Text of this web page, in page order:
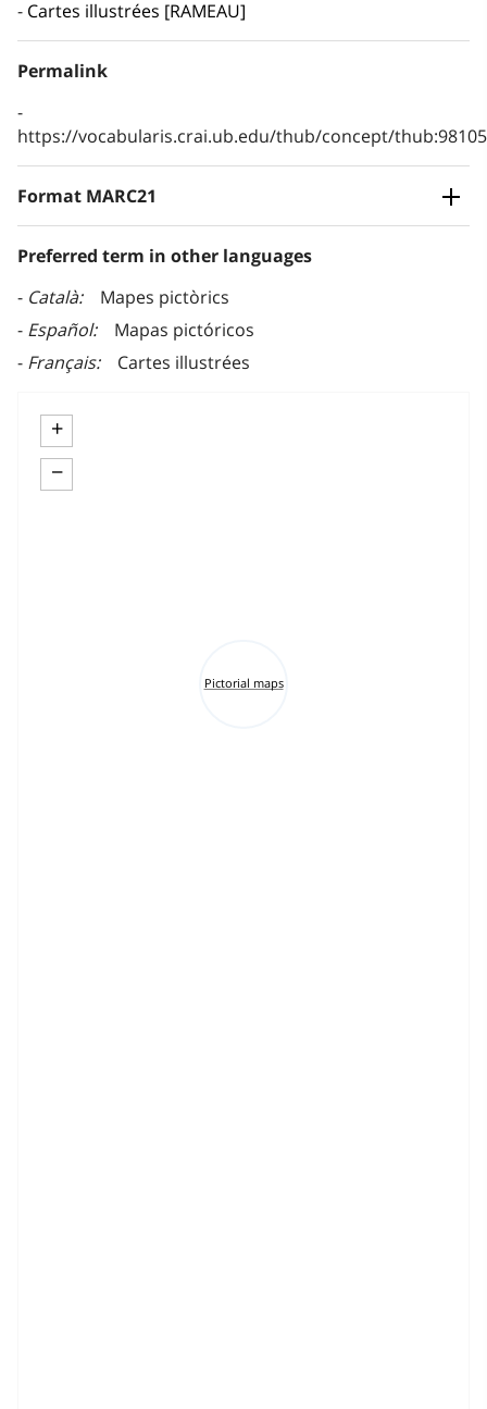
Cartes illustrées [RAMEAU]
Permalink
https://vocabularis.crai.ub.edu/thub/concept/
Format MARC21
Preferred term in other languages
Català
Mapes pictòrics
Español
Mapas pictóricos
Français
Cartes illustrées
+
−
Pictorial maps